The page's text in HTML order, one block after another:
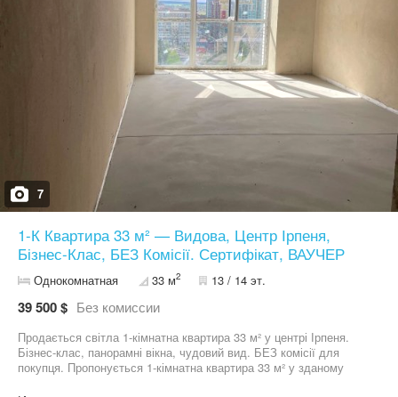
7
1-К Квартира 33 м² — Видова, Центр Ірпеня,
Бізнес-Клас, БЕЗ Комісії. Сертифікат, ВАУЧЕР
Однокомнатная 33 м2 13 / 14 эт.
39 500 $ Без комиссии
Продається світла 1-кімнатна квартира 33 м² у центрі Ірпеня.
Бізнес-клас, панорамні вікна, чудовий вид. БЕЗ комісії для
покупця. Пропонується 1-кімнатна квартира 33 м² у зданому